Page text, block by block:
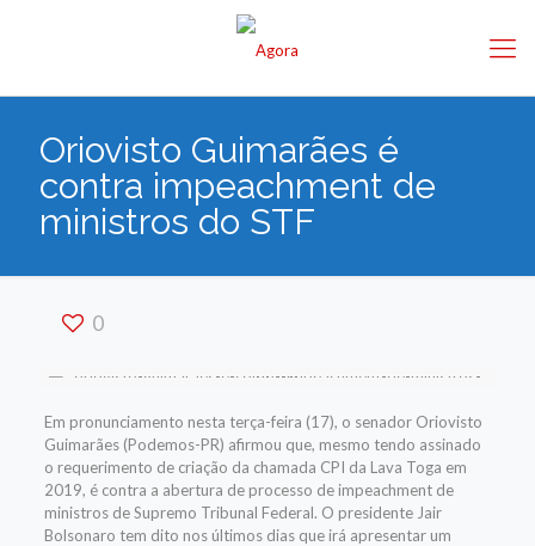
Oriovisto Guimarães é
contra impeachment de
ministros do STF
0
Em pronunciamento nesta terça-feira (17), o senador Oriovisto
Guimarães (Podemos-PR) afirmou que, mesmo tendo assinado
o requerimento de criação da chamada CPI da Lava Toga em
2019, é contra a abertura de processo de impeachment de
ministros de Supremo Tribunal Federal. O presidente Jair
Bolsonaro tem dito nos últimos dias que irá apresentar um